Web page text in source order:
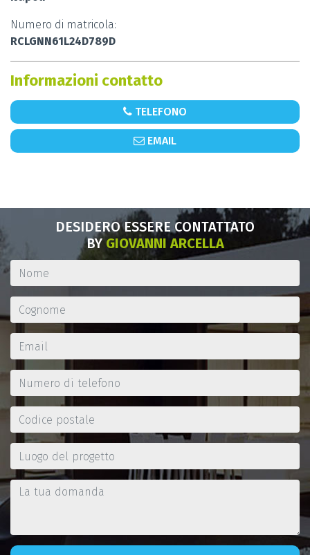
Numero di matricola:
RCLGNN61L24D789D
Informazioni contatto
TELEFONO
EMAIL
DESIDERO ESSERE CONTATTATO
BY GIOVANNI ARCELLA